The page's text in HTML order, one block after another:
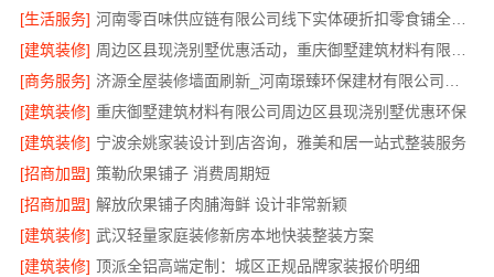
[生活服务]
河南零百味供应链有限公司线下实体硬折扣零食铺全域盈利
[建筑装修]
[商务服务]
[建筑装修] 重庆御墅建筑材料有限公司周边区县现浇别墅优惠环保
[建筑装修] 宁波余姚家装设计到店咨询，雅美和居一站式整装服务
[招商加盟] 策勒欣果铺子 消费周期短
[招商加盟] 解放欣果铺子肉脯海鲜 设计非常新颖
[建筑装修] 武汉轻量家庭装修新房本地快装整装方案
[建筑装修] 顶派全铝高端定制：城区正规品牌家装报价明细